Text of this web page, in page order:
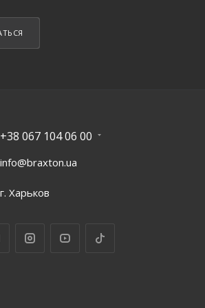
+38 067 104 06 00
info@braxton.ua
г. Харьков